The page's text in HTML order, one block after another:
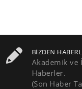
BIZDEN
Akademik ve
Haberler.
(Son Haber